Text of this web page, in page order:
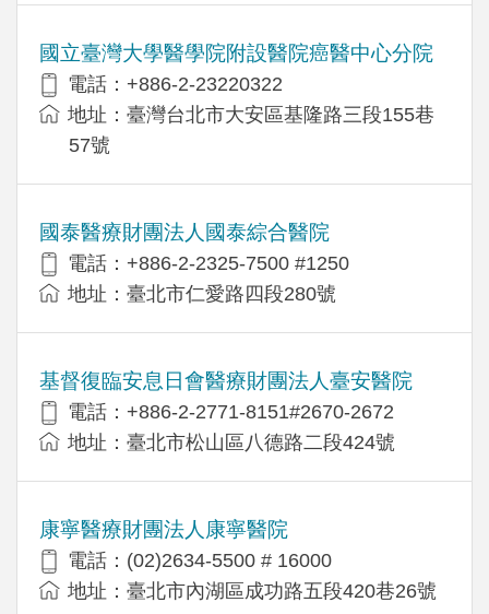
國立臺灣大學醫學院附設醫院癌醫中心分院
電話：+886-2-23220322
地址：臺灣台北市大安區基隆路三段155巷
57號
國泰醫療財團法人國泰綜合醫院
電話：+886-2-2325-7500 #1250
地址：臺北市仁愛路四段280號
基督復臨安息日會醫療財團法人臺安醫院
電話：+886-2-2771-8151#2670-2672
地址：臺北市松山區八德路二段424號
康寧醫療財團法人康寧醫院
電話：(02)2634-5500 # 16000
地址：臺北市內湖區成功路五段420巷26號